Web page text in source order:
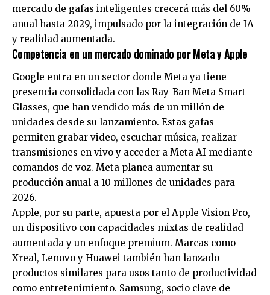
mercado de gafas inteligentes crecerá más del 60%
anual hasta 2029, impulsado por la integración de IA
y realidad aumentada.
Competencia en un mercado dominado por Meta y Apple
Google entra en un sector donde Meta ya tiene
presencia consolidada con las Ray-Ban Meta Smart
Glasses, que han vendido más de un millón de
unidades desde su lanzamiento. Estas gafas
permiten grabar video, escuchar música, realizar
transmisiones en vivo y acceder a Meta AI mediante
comandos de voz. Meta planea aumentar su
producción anual a 10 millones de unidades para
2026.
Apple, por su parte, apuesta por el Apple Vision Pro,
un dispositivo con capacidades mixtas de realidad
aumentada y un enfoque premium. Marcas como
Xreal, Lenovo y Huawei también han lanzado
productos similares para usos tanto de productividad
como entretenimiento. Samsung, socio clave de